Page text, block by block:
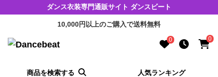
ダンス衣装専門通販サイト ダンスビート
10,000円以上のご購入で送料無料
0 0
商品を検索する 人気ランキング